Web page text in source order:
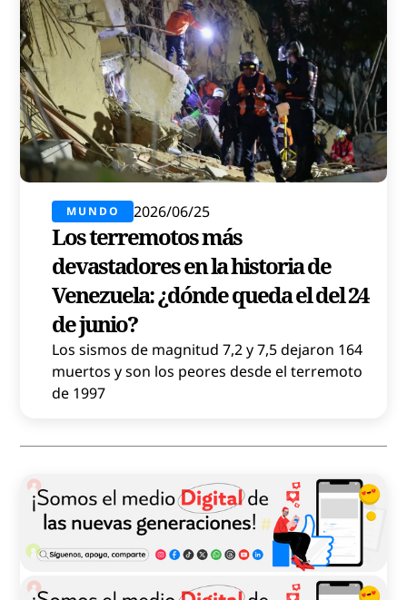
MUNDO 2026/06/25
Los terremotos más
devastadores en la historia de
Venezuela: ¿dónde queda el del 24
de junio?
Los sismos de magnitud 7,2 y 7,5 dejaron 164
muertos y son los peores desde el terremoto
de 1997